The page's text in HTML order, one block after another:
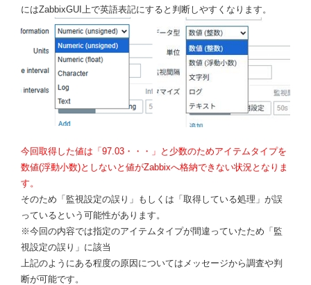
にはZabbixGUI上で英語表記にすると判断しやすくなります。
今回取得した値は「97.03・・・」と少数のためアイテムタイプを
数値(浮動小数)としないと値がZabbixへ格納できない状況となりま
す。
そのため「監視設定の誤り」もしくは「取得している処理」が誤
っているという可能性があります。
※今回の内容では指定のアイテムタイプが間違っていたため「監
視設定の誤り」に該当
上記のようにある程度の原因についてはメッセージから調査や判
断が可能です。